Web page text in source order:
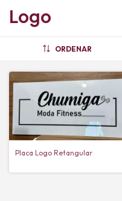
Logo
ORDENAR
Placa Logo Retangular